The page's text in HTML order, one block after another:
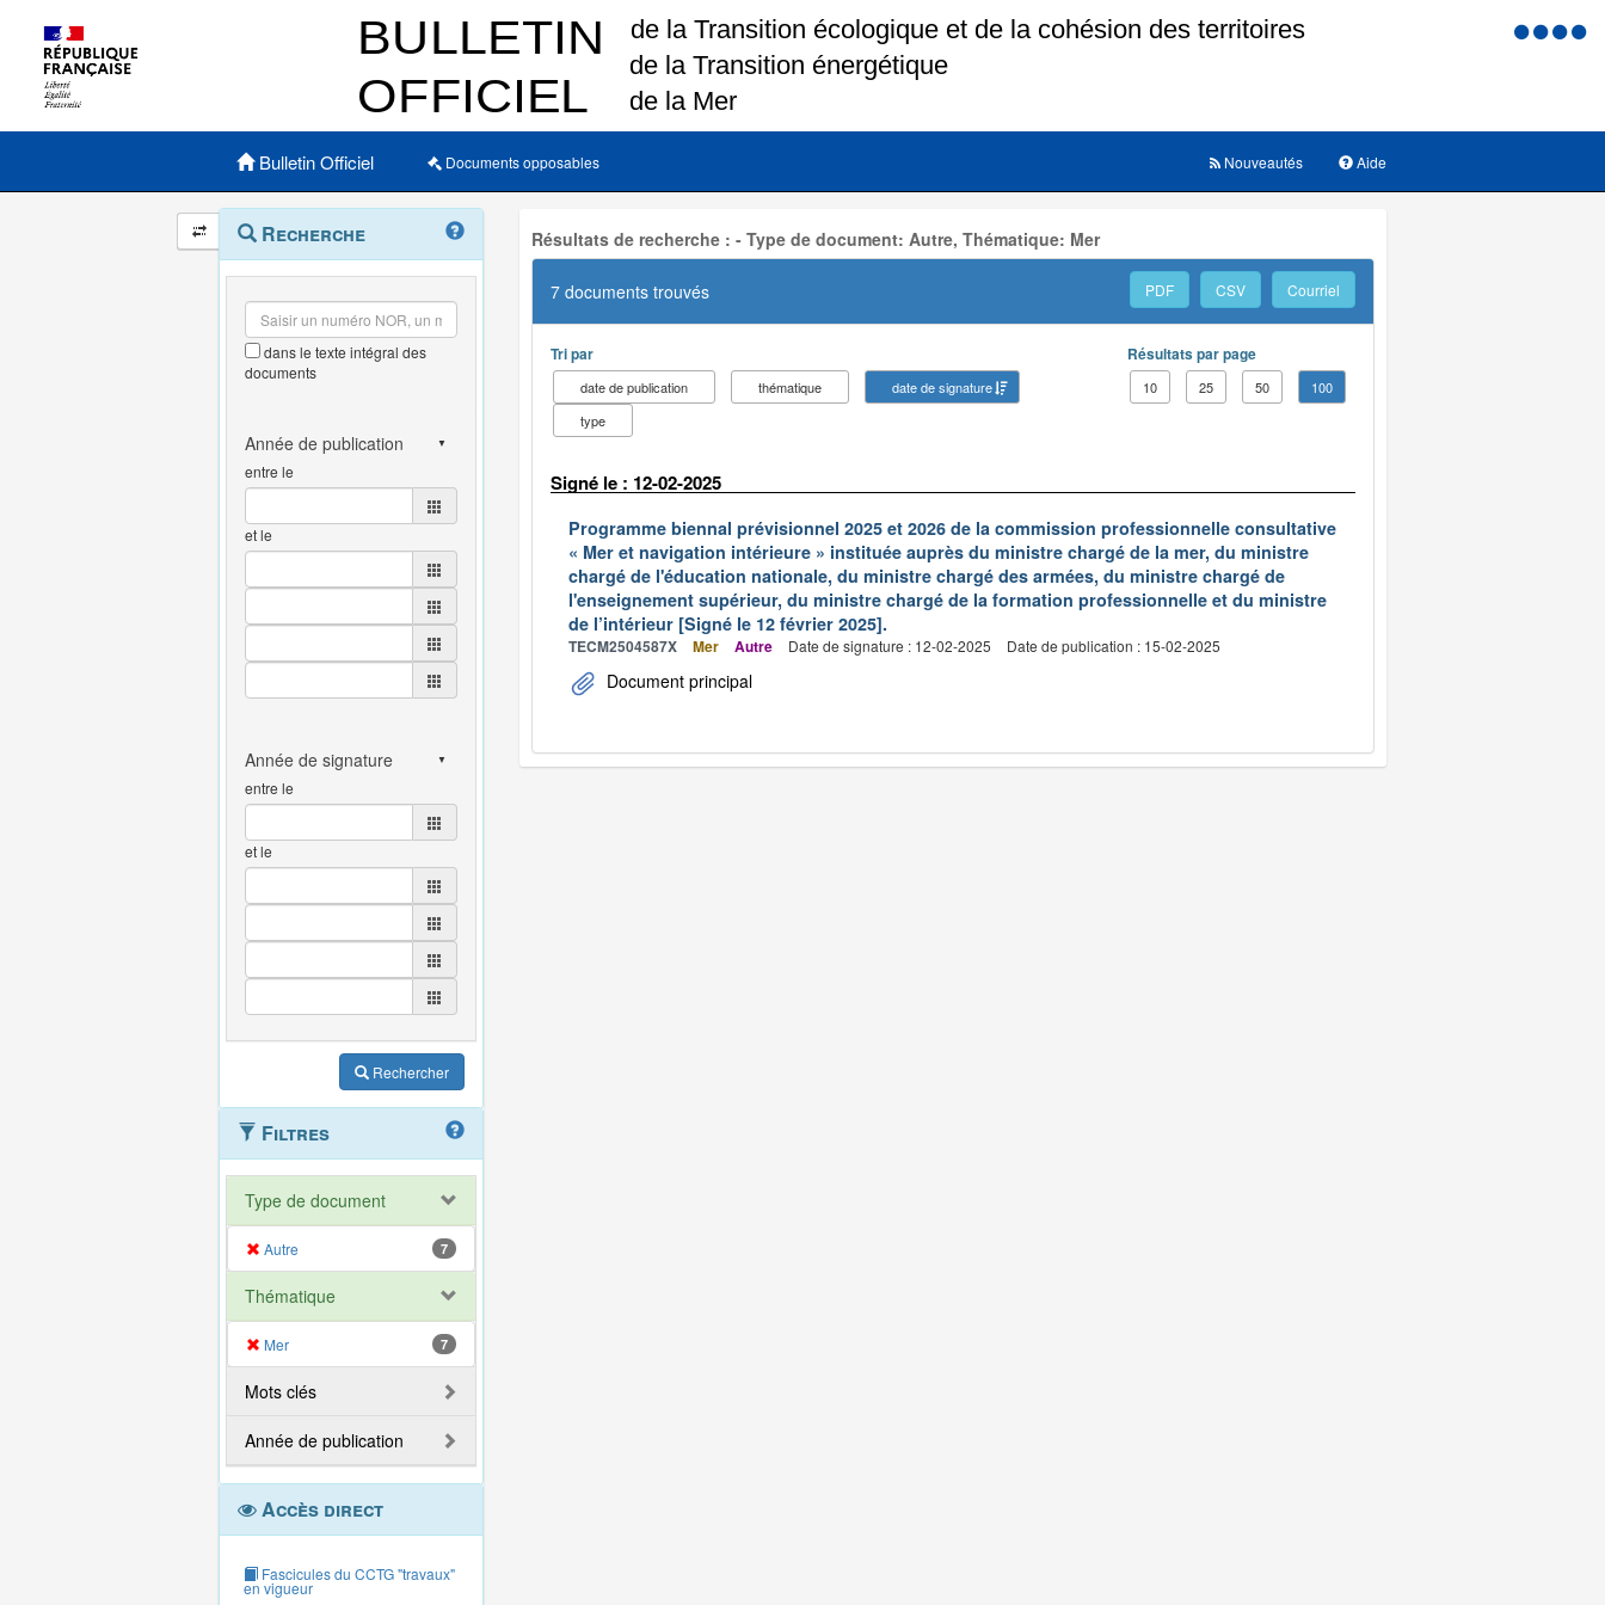
Menu
Menu principal
Bulletin Officiel Documents opposables Aide
Nouveautés
Navigation
et
outils
annexes
Menu
contextuel
Recherche
dans le texte intégral des
documents
entre le
et le
entre le
et le
Rechercher
Filtres
Type de document
Autre 7
Thématique
Mer 7
Mots clés
Année de publication
Accès direct
Fascicules du CCTG "travaux"
en vigueur
Résultats de recherche : - Type de document: Autre, Thématique: Mer
7 documents trouvés PDF CSV Courriel
Tri par
date de publication thématique
date de signature
type
Résultats par page
10 25 50 100
Signé le : 12-02-2025
Programme biennal prévisionnel 2025 et 2026 de la commission professionnelle consultative
« Mer et navigation intérieure » instituée auprès du ministre chargé de la mer, du ministre
chargé de l'éducation nationale, du ministre chargé des armées, du ministre chargé de
l'enseignement supérieur, du ministre chargé de la formation professionnelle et du ministre
de l’intérieur [Signé le 12 février 2025].
TECM2504587X Mer Autre Date de signature : 12-02-2025 Date de publication : 15-02-2025
Document principal